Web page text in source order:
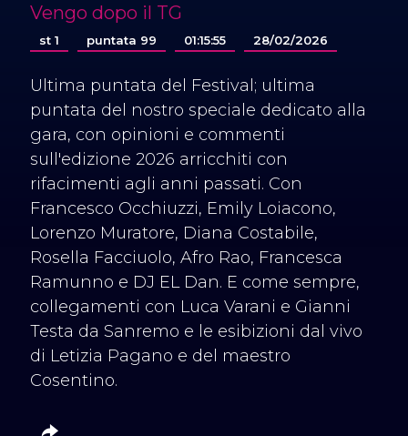
Vengo dopo il TG
st 1 puntata 99 01:15:55 28/02/2026
Ultima puntata del Festival; ultima
puntata del nostro speciale dedicato alla
gara, con opinioni e commenti
sull'edizione 2026 arricchiti con
rifacimenti agli anni passati. Con
Francesco Occhiuzzi, Emily Loiacono,
Lorenzo Muratore, Diana Costabile,
Rosella Facciuolo, Afro Rao, Francesca
Ramunno e DJ EL Dan. E come sempre,
collegamenti con Luca Varani e Gianni
Testa da Sanremo e le esibizioni dal vivo
di Letizia Pagano e del maestro
Cosentino.